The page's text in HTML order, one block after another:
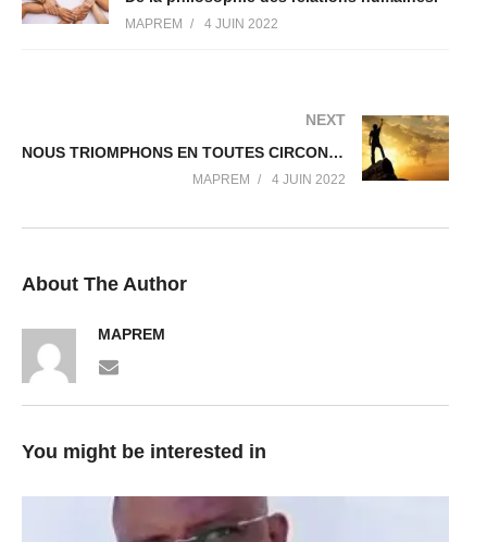
MAPREM 4 JUIN 2022
NEXT
NOUS TRIOMPHONS EN TOUTES CIRCONSTANCES
MAPREM 4 JUIN 2022
About The Author
MAPREM
You might be interested in